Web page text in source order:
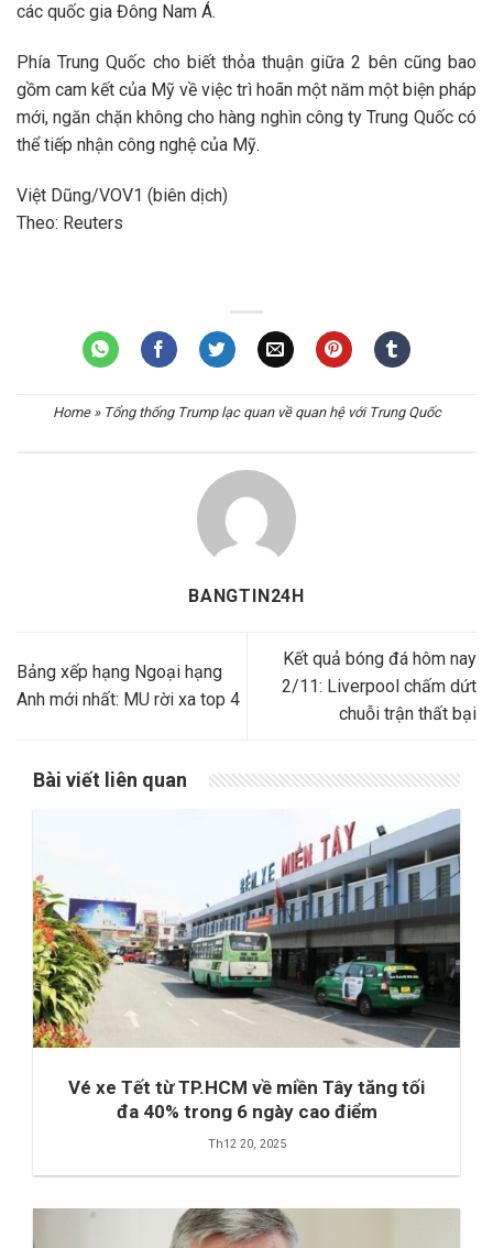
các quốc gia Đông Nam Á.
Phía Trung Quốc cho biết thỏa thuận giữa 2 bên cũng bao
gồm cam kết của Mỹ về việc trì hoãn một năm một biện pháp
mới, ngăn chặn không cho hàng nghìn công ty Trung Quốc có
thể tiếp nhận công nghệ của Mỹ.
Việt Dũng/VOV1 (biên dịch)
Theo: Reuters
Home» Tổng thống Trump lạc quan về quan hệ với Trung Quốc
BANGTIN24H
Bảng xếp hạng Ngoại hạng
Anh mới nhất: MU rời xa top 4
Kết quả bóng đá hôm nay
2/11: Liverpool chấm dứt
chuỗi trận thất bại
Bài viết liên quan
Vé xe Tết từ TP.HCM về miền Tây tăng tối
đa 40% trong 6 ngày cao điểm
Th12 20, 2025